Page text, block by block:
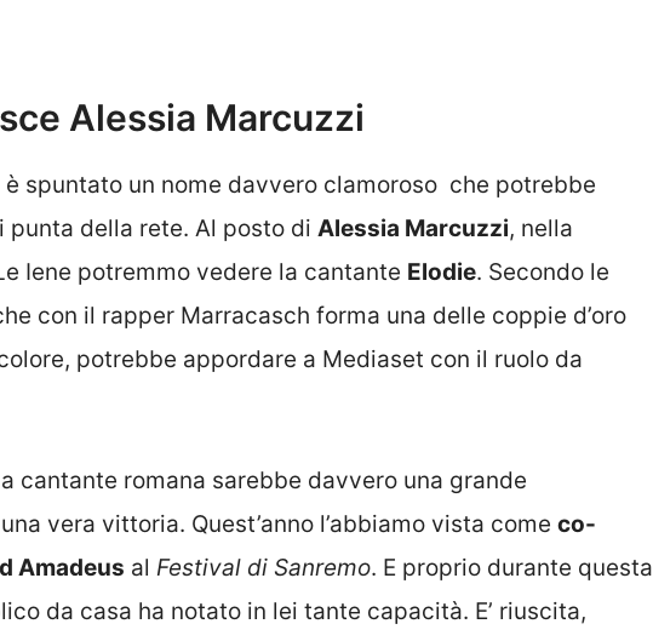
Alessia Marcuzzi
spuntato un nome davvero clamoroso che potrebbe
punta della rete. Al posto di Alessia Marcuzzi, nella
Iene potremmo vedere la cantante Elodie. Secondo le
con il rapper Marracasch forma una delle coppie d’oro
potrebbe appordare a Mediaset con il ruolo da
cantante romana sarebbe davvero una grande
vera vittoria. Quest’anno l’abbiamo vista come co-
Amadeus al Festival di Sanremo. E proprio durante questa
da casa ha notato in lei tante capacità. E’ riuscita,